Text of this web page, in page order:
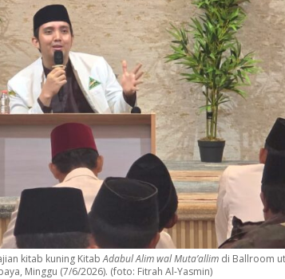
kitab kuning KitabAdabul Alim wal Muta’allimdi Ballroom
Minggu (7/6/2026). (foto: Fitrah Al-Yasmin)